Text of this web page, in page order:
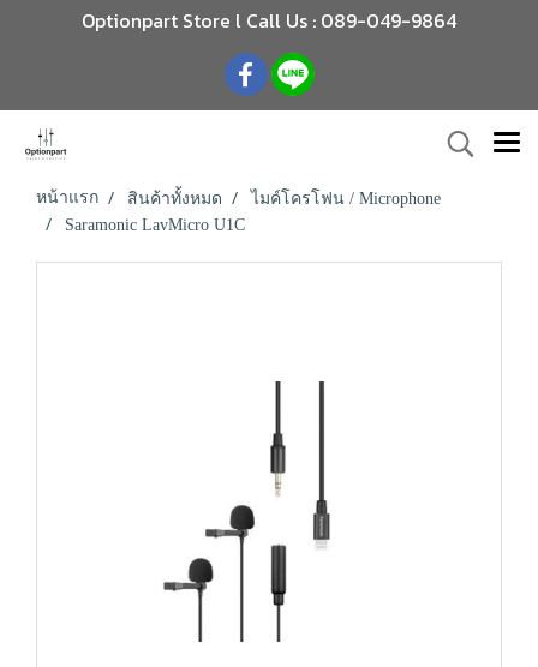
Optionpart Store l Call Us : 089-049-9864
หน้าแรก สินค้าทั้งหมด
ไมค์โครโฟน / Microphone
Saramonic LavMicro U1C